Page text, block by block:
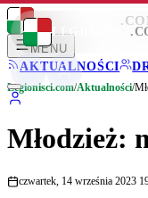
LEGIONISCI
MENU
AKTUALNOŚCI
LEGIONISCI
Legionisci.com/Aktualności/
Młodzież:
czwartek, 14 września 2023